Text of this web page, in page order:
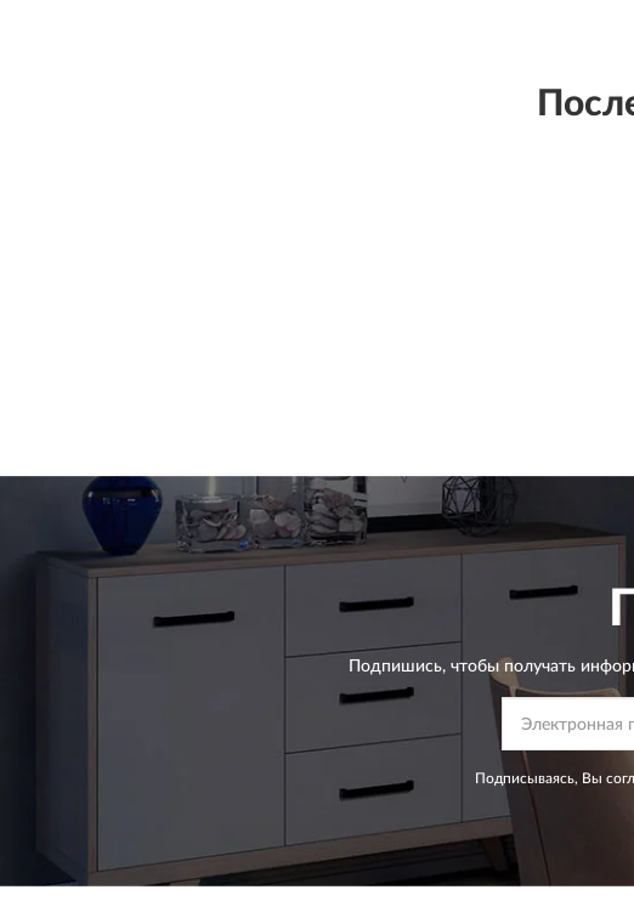
Подпишись, чтобы получать
Подписываясь, Вы